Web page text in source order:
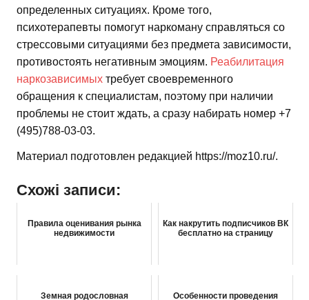
определенных ситуациях. Кроме того,
психотерапевты помогут наркоману справляться со
стрессовыми ситуациями без предмета зависимости,
противостоять негативным эмоциям. Реабилитация
наркозависимых требует своевременного
обращения к специалистам, поэтому при наличии
проблемы не стоит ждать, а сразу набирать номер +7
(495)788-03-03.
Материал подготовлен редакцией https://moz10.ru/.
Схожі записи:
Правила оценивания рынка
недвижимости
Как накрутить подписчиков ВК
бесплатно на страницу
Земная родословная Особенности проведения